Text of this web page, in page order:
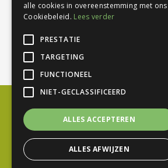
alle cookies in overeenstemming met ons
Cookiebeleid. Lees verder
PRESTATIE
TARGETING
FUNCTIONEEL
NIET-GECLASSIFICEERD
ALLES ACCEPTEREN
ALLES AFWIJZEN